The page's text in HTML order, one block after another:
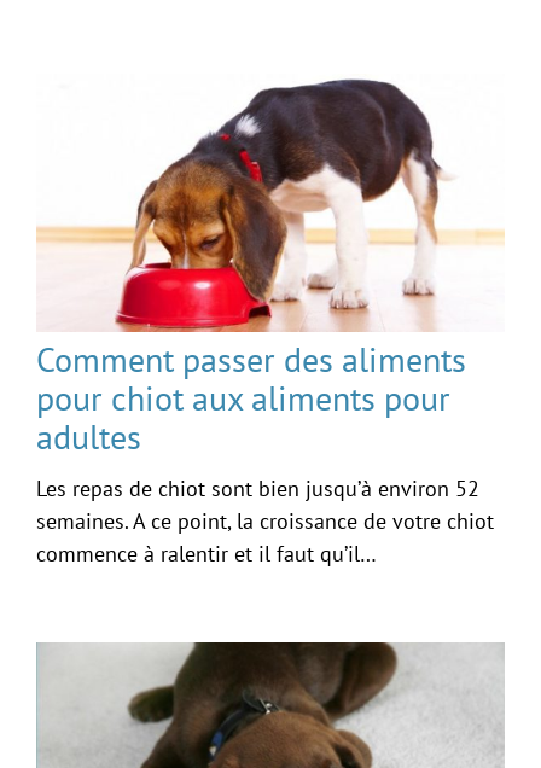
Comment passer des aliments
pour chiot aux aliments pour
adultes
Les repas de chiot sont bien jusqu’à environ 52
semaines. A ce point, la croissance de votre chiot
commence à ralentir et il faut qu’il…